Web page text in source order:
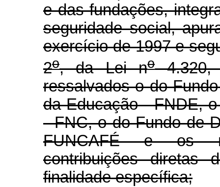
e das fundações,
seguridade social,
exercício de 1997 e
2o, da Lei no4.320,
ressalvados o do
da Educação - FNDE,
- FNC, o do Fundo de
FUNCAFÉ e os
contribuições diretas
finalidade específica;